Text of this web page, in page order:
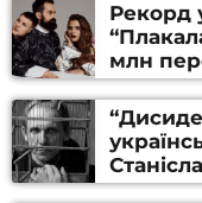
Рекорд
млн